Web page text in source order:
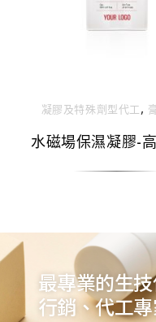
凝膠及特殊劑型代⼯,
水磁場保濕凝膠-
最專業的生
行銷、代工